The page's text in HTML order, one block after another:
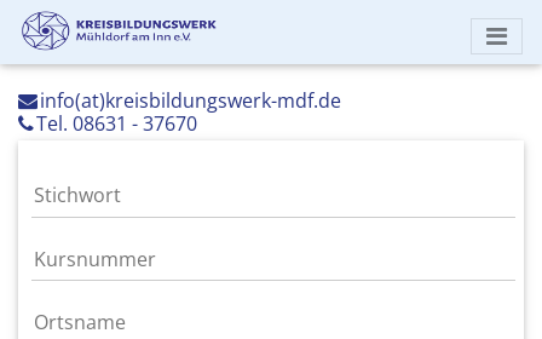
info(at)kreisbildungswerk-mdf.de
Tel. 08631 - 37670